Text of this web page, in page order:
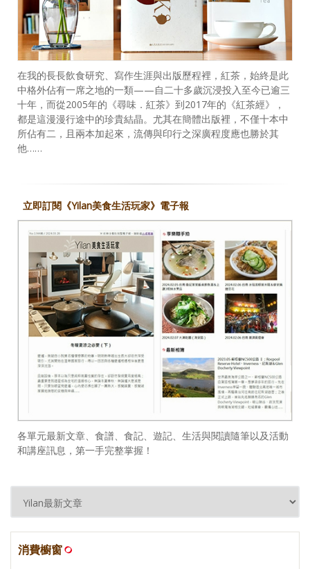
在我的長長飲食研究、寫作生涯與出版歷程裡，紅茶，始終是此
中格外佔有一席之地的一類——自二十多歲沉浸投入至今已逾三
十年，而從2005年的《尋味．紅茶》到2017年的《紅茶經》，
都是這漫漫行途中的珍貴結晶。尤其在簡體出版裡，不僅十本中
所佔有二，且兩本加起來，流傳與印行之深廣程度應也勝於其
他……
立即訂閱《Yilan美食生活玩家》電子報
各單元最新文章、食譜、食記、遊記、生活與閱讀隨筆以及活動
和講座訊息，第一手完整掌握！
消費櫥窗